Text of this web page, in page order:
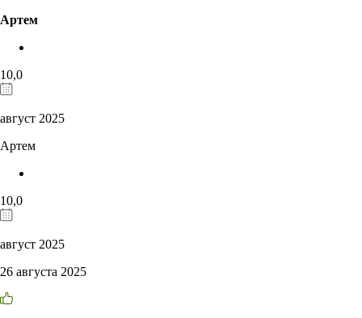
Артем
10,0
август 2025
Артем
10,0
август 2025
26 августа 2025